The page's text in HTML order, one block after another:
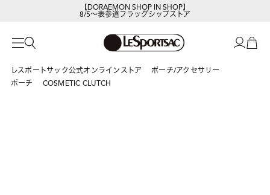
【DORAEMON SHOP IN SHOP】
8/5～表参道フラッグシップストア
レスポートサック公式オンラインストア
ポーチ/アクセサリー
ポーチ
COSMETIC CLUTCH